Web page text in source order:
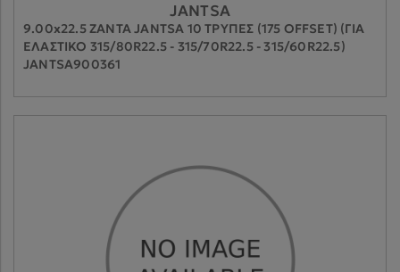
JANTSA
9.00x22.5 ΖΑΝΤΑ JANTSA 10 ΤΡΥΠΕΣ (175 OFFSET) (ΓΙΑ
ΕΛΑΣΤΙΚΟ 315/80R22.5 - 315/70R22.5 - 315/60R22.5)
JANTSA900361